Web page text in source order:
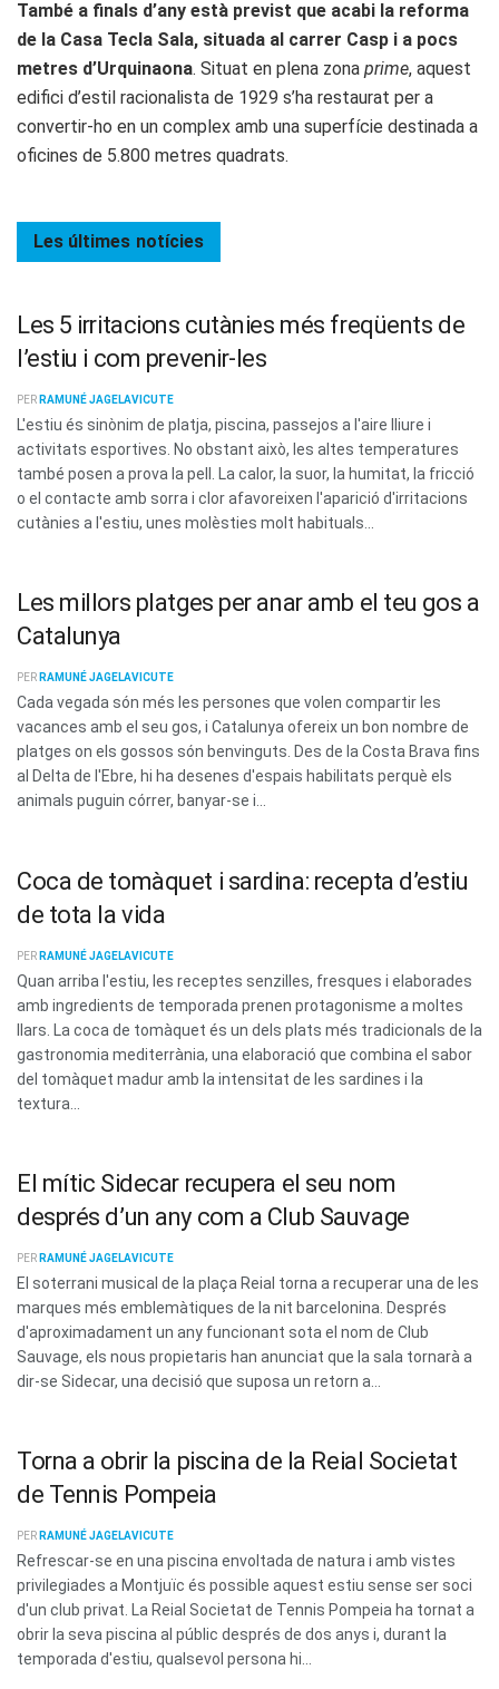
També a finals d’any està previst que acabi la reforma
de la Casa Tecla Sala, situada al carrer Casp i a pocs
metres d’Urquinaona. Situat en plena zona prime, aquest
edifici d’estil racionalista de 1929 s’ha restaurat per a
convertir-ho en un complex amb una superfície destinada a
oficines de 5.800 metres quadrats.
Les últimes notícies
Les 5 irritacions cutànies més freqüents de
l’estiu i com prevenir-les
PER RAMUNÉ JAGELAVICUTE
L'estiu és sinònim de platja, piscina, passejos a l'aire lliure i
activitats esportives. No obstant això, les altes temperatures
també posen a prova la pell. La calor, la suor, la humitat, la fricció
o el contacte amb sorra i clor afavoreixen l'aparició d'irritacions
cutànies a l'estiu, unes molèsties molt habituals...
Les millors platges per anar amb el teu gos a
Catalunya
PER RAMUNÉ JAGELAVICUTE
Cada vegada són més les persones que volen compartir les
vacances amb el seu gos, i Catalunya ofereix un bon nombre de
platges on els gossos són benvinguts. Des de la Costa Brava fins
al Delta de l'Ebre, hi ha desenes d'espais habilitats perquè els
animals puguin córrer, banyar-se i...
Coca de tomàquet i sardina: recepta d’estiu
de tota la vida
PER RAMUNÉ JAGELAVICUTE
Quan arriba l'estiu, les receptes senzilles, fresques i elaborades
amb ingredients de temporada prenen protagonisme a moltes
llars. La coca de tomàquet és un dels plats més tradicionals de la
gastronomia mediterrània, una elaboració que combina el sabor
del tomàquet madur amb la intensitat de les sardines i la
textura...
El mític Sidecar recupera el seu nom
després d’un any com a Club Sauvage
PER RAMUNÉ JAGELAVICUTE
El soterrani musical de la plaça Reial torna a recuperar una de les
marques més emblemàtiques de la nit barcelonina. Després
d'aproximadament un any funcionant sota el nom de Club
Sauvage, els nous propietaris han anunciat que la sala tornarà a
dir-se Sidecar, una decisió que suposa un retorn a...
Torna a obrir la piscina de la Reial Societat
de Tennis Pompeia
PER RAMUNÉ JAGELAVICUTE
Refrescar-se en una piscina envoltada de natura i amb vistes
privilegiades a Montjuïc és possible aquest estiu sense ser soci
d'un club privat. La Reial Societat de Tennis Pompeia ha tornat a
obrir la seva piscina al públic després de dos anys i, durant la
temporada d'estiu, qualsevol persona hi...